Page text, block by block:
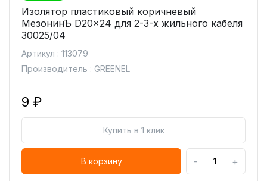
Изолятор пластиковый коричневый
МезонинЪ D20x24 для 2-3-х жильного кабеля
30025/04
Артикул : 113079
Производитель : GREENEL
9 ₽
Купить в 1 клик
В корзину - +